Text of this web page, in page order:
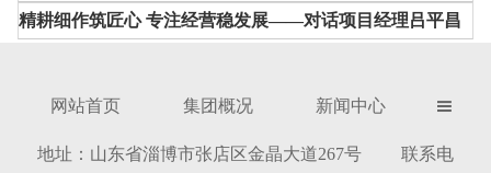
精耕细作筑匠心 专注经营稳发展——对话项目经理吕平昌
网站首页 集团概况 新闻中心 
地址：山东省淄博市张店区金晶大道267号 联系电